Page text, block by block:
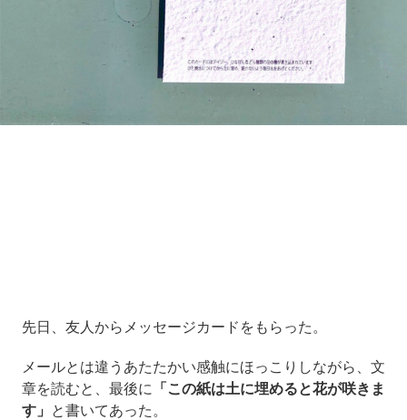
先日、友人からメッセージカードをもらった。
メールとは違うあたたかい感触にほっこりしながら、文
章を読むと、最後に 「この紙は土に埋めると花が咲きま
す」 と書いてあった。